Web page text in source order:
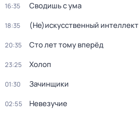
16:35 Сводишь с ума
18:35 (Не)иcкусственный интeллект
20:35 Сто лет тому вперёд
23:25 Холоп
01:30 Зачинщики
02:55 Невезучие